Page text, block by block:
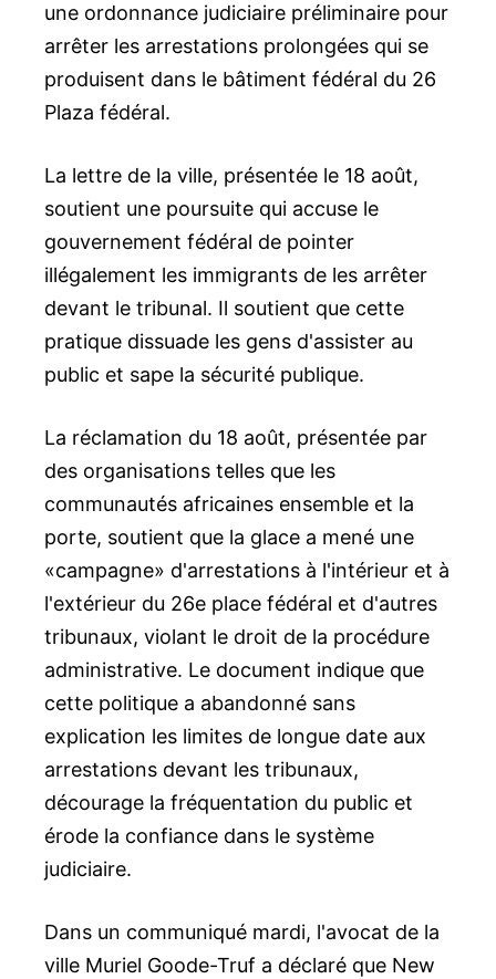
une ordonnance judiciaire préliminaire pour
arrêter les arrestations prolongées qui se
produisent dans le bâtiment fédéral du 26
Plaza fédéral.
La lettre de la ville, présentée le 18 août,
soutient une poursuite qui accuse le
gouvernement fédéral de pointer
illégalement les immigrants de les arrêter
devant le tribunal. Il soutient que cette
pratique dissuade les gens d'assister au
public et sape la sécurité publique.
La réclamation du 18 août, présentée par
des organisations telles que les
communautés africaines ensemble et la
porte, soutient que la glace a mené une
«campagne» d'arrestations à l'intérieur et à
l'extérieur du 26e place fédéral et d'autres
tribunaux, violant le droit de la procédure
administrative. Le document indique que
cette politique a abandonné sans
explication les limites de longue date aux
arrestations devant les tribunaux,
décourage la fréquentation du public et
érode la confiance dans le système
judiciaire.
Dans un communiqué mardi, l'avocat de la
ville Muriel Goode-Truf a déclaré que New